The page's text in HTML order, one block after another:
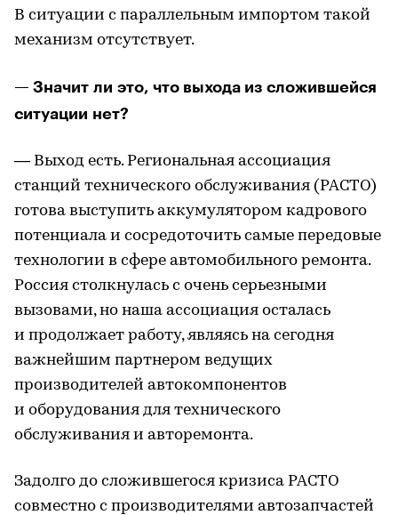
В ситуации с параллельным импортом такой
механизм отсутствует.
— Значит ли это, что выхода из сложившейся
ситуации нет?
— Выход есть. Региональная ассоциация
станций технического обслуживания (РАСТО)
готова выступить аккумулятором кадрового
потенциала и сосредоточить самые передовые
технологии в сфере автомобильного ремонта.
Россия столкнулась с очень серьезными
вызовами, но наша ассоциация осталась
и продолжает работу, являясь на сегодня
важнейшим партнером ведущих
производителей автокомпонентов
и оборудования для технического
обслуживания и авторемонта.
Задолго до сложившегося кризиса РАСТО
совместно с производителями автозапчастей